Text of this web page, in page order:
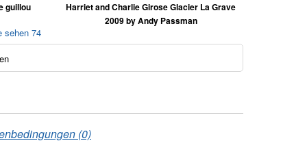
guillou
Harriet and Charlie Girose Glacier La Grave
2009 by Andy Passman
sehen 74
(0)